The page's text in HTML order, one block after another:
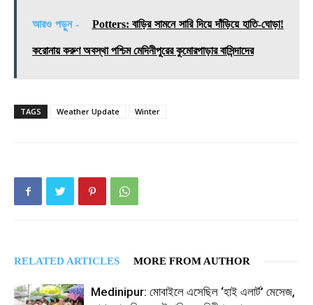
আরও পড়ুন - Potters: বাড়ির সামনে সারি দিয়ে দাঁড়িয়ে হাতি-ঘোড়া!
করোনায় করুণ অবস্থা পশ্চিম মেদিনীপুরের কুমোরপাড়ার বাসিন্দাদের
TAGS Weather Update Winter
RELATED ARTICLES MORE FROM AUTHOR
Medinipur: মোবাইলে এসেছিল ‘হাই এলার্ট’ মেসেজ,